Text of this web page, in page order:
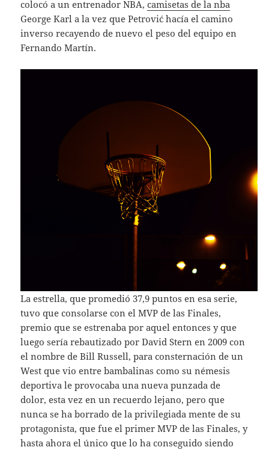
colocó a un entrenador NBA,camisetas de la nba
George Karl a la vez que Petrović hacía el camino
inverso recayendo de nuevo el peso del equipo en
Fernando Martín.
La estrella, que promedió 37,9 puntos en esa serie,
tuvo que consolarse con el MVP de las Finales,
premio que se estrenaba por aquel entonces y que
luego sería rebautizado por David Stern en 2009 con
el nombre de Bill Russell, para consternación de un
West que vio entre bambalinas como su némesis
deportiva le provocaba una nueva punzada de
dolor, esta vez en un recuerdo lejano, pero que
nunca se ha borrado de la privilegiada mente de su
protagonista, que fue el primer MVP de las Finales, y
hasta ahora el único que lo ha conseguido siendo